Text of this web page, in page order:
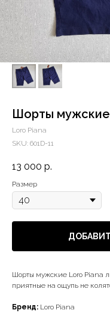
Шорты
Loro Piana
SKU: 601D-11
13 000 р.
Размер
Шорты мужские Loro Piana
приятные на ощупь не
Бренд: Loro Piana